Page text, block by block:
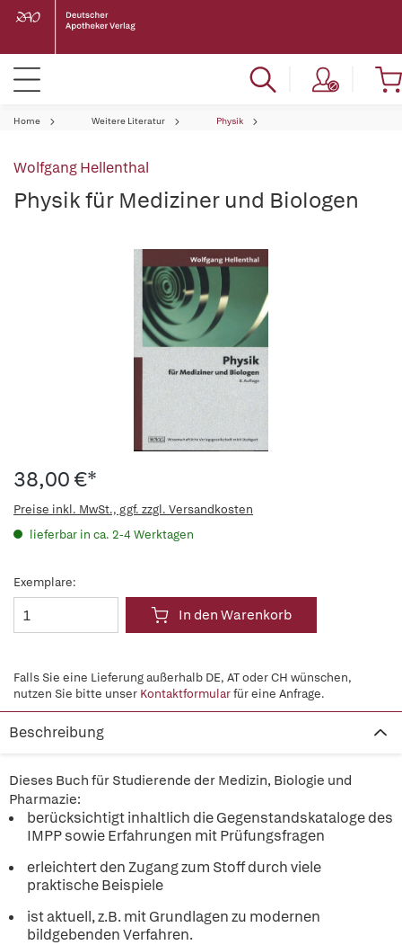
Home Weitere Literatur Physik
Wolfgang Hellenthal
Physik für Mediziner und Biologen
38,00 €*
Preise inkl. MwSt., ggf. zzgl. Versandkosten
lieferbar in ca. 2-4 Werktagen
Exemplare:
In den Warenkorb
Falls Sie eine Lieferung außerhalb DE, AT oder CH wünschen,
nutzen Sie bitte unser Kontaktformularfür eine Anfrage.
Beschreibung
Dieses Buch für Studierende der Medizin, Biologie und
Pharmazie:
berücksichtigt inhaltlich die Gegenstandskataloge des
IMPP sowie Erfahrungen mit Prüfungsfragen
erleichtert den Zugang zum Stoff durch viele
praktische Beispiele
ist aktuell, z.B. mit Grundlagen zu modernen
bildgebenden Verfahren.